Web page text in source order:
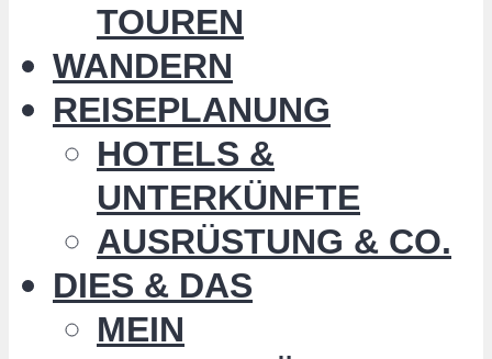
TOUREN
WANDERN
REISEPLANUNG
HOTELS &
UNTERKÜNFTE
AUSRÜSTUNG & CO.
DIES & DAS
MEIN